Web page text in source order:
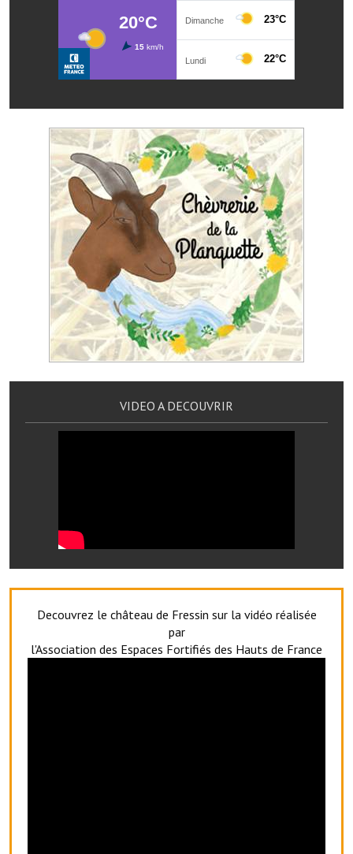
VIDEO A DECOUVRIR
Decouvrez le château de Fressin sur la vidéo réalisée
par
l'Association des Espaces Fortifiés des Hauts de France